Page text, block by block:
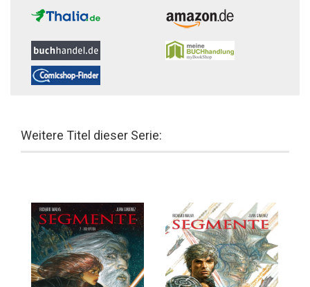
Weitere Titel dieser Serie: